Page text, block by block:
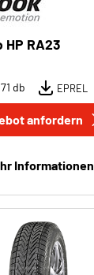
HP RA23
71 db EPREL
anfordern
Informationen